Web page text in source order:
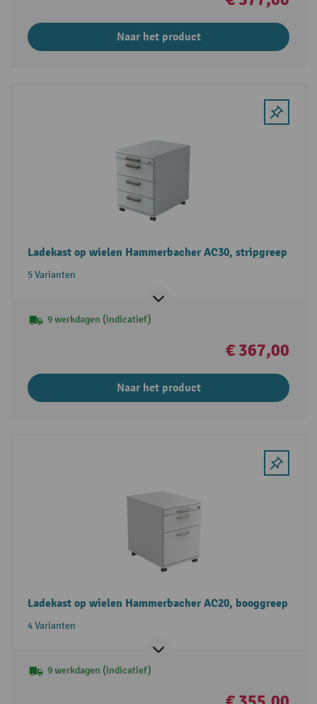
Naar het product
Ladekast op wielen Hammerbacher AC30, stripgreep
5 Varianten
9 werkdagen (indicatief)
€ 367,00
Naar het product
Ladekast op wielen Hammerbacher AC20, booggreep
4 Varianten
9 werkdagen (indicatief)